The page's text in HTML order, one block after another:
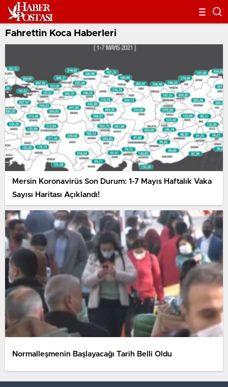
Fahrettin Koca Haberleri
Mersin Koronavirüs Son Durum: 1-7 Mayıs Haftalık Vaka
Sayısı Haritası Açıklandı!
Normalleşmenin Başlayacağı Tarih Belli Oldu